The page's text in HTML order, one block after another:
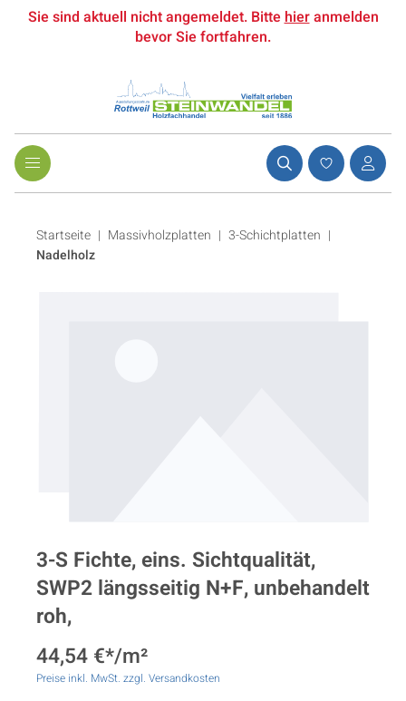
Sie sind aktuell nicht angemeldet. Bittehieranmelden
bevor Sie fortfahren.
Startseite Massivholzplatten | 3-Schichtplatten |
Nadelholz
3-S Fichte, eins. Sichtqualität,
SWP2 längsseitig N+F, unbehandelt
roh,
44,54 €*/m²
Preise inkl. MwSt. zzgl. Versandkosten